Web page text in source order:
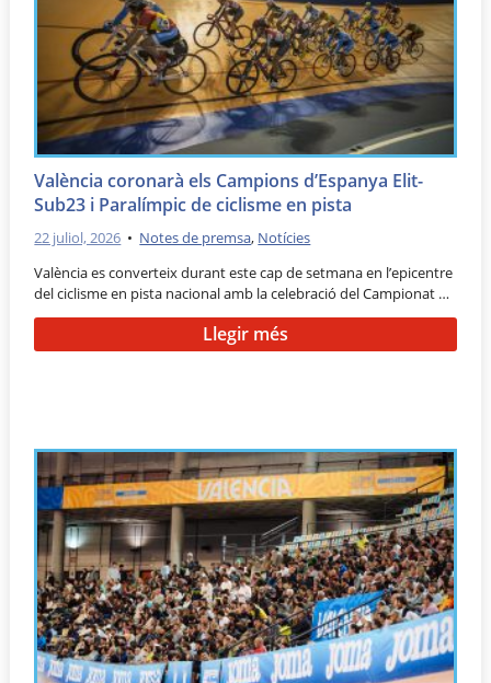
València coronarà els Campions d’Espanya Elit-
Sub23 i Paralímpic de ciclisme en pista
22 juliol, 2026 • Notes de premsa, Notícies
València es converteix durant este cap de setmana en l’epicentre
del ciclisme en pista nacional amb la celebració del Campionat …
Llegir més